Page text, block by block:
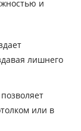
и
лишнего
или в